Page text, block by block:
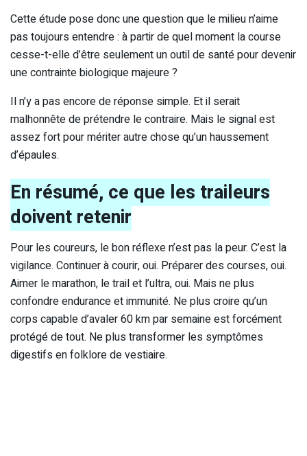
Cette étude pose donc une question que le milieu n’aime
pas toujours entendre : à partir de quel moment la course
cesse-t-elle d’être seulement un outil de santé pour devenir
une contrainte biologique majeure ?
Il n’y a pas encore de réponse simple. Et il serait
malhonnête de prétendre le contraire. Mais le signal est
assez fort pour mériter autre chose qu’un haussement
d’épaules.
En résumé, ce que les traileurs
doivent retenir
Pour les coureurs, le bon réflexe n’est pas la peur. C’est la
vigilance. Continuer à courir, oui. Préparer des courses, oui.
Aimer le marathon, le trail et l’ultra, oui. Mais ne plus
confondre endurance et immunité. Ne plus croire qu’un
corps capable d’avaler 60 km par semaine est forcément
protégé de tout. Ne plus transformer les symptômes
digestifs en folklore de vestiaire.